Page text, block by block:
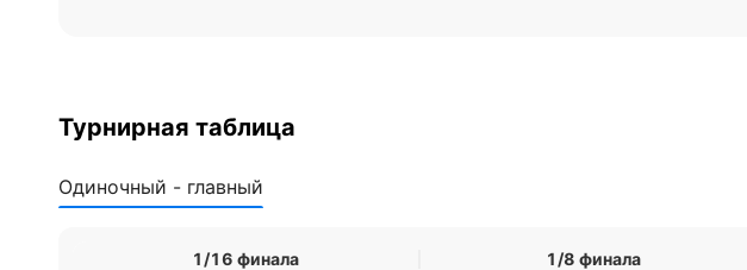
Турнирная таблица
Одиночный - главный
1/16 финала 1/8 финала